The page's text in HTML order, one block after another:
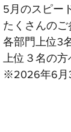
5月のスピー
たくさんのご
各部門上位3
上位３名の方
※2026年6月